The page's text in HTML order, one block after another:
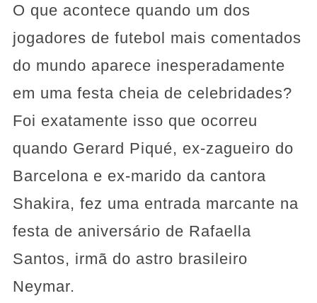
O que acontece quando um dos
jogadores de futebol mais comentados
do mundo aparece inesperadamente
em uma festa cheia de celebridades?
Foi exatamente isso que ocorreu
quando Gerard Piqué, ex-zagueiro do
Barcelona e ex-marido da cantora
Shakira, fez uma entrada marcante na
festa de aniversário de Rafaella
Santos, irmã do astro brasileiro
Neymar.